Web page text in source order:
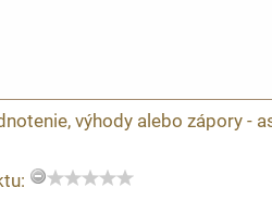
výhody alebo zápory -